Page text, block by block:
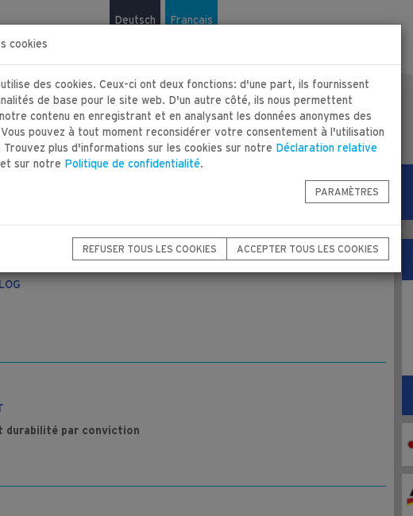
Deutsch Français
CONTACT
durabilité par conviction
cookies
des cookies. Ceux-ci ont deux fonctions: d'une part, ils fournissent
de base pour le site web. D'un autre côté, ils nous permettent
contenu en enregistrant et en analysant les données anonymes des
pouvez à tout moment reconsidérer votre consentement à l'utilisation
Trouvez plus d'informations sur les cookies sur notre Déclaration relative
et sur notre Politique de confidentialité.
PARAMÈTRES
REFUSER TOUS LES COOKIES ACCEPTER TOUS LES COOKIES